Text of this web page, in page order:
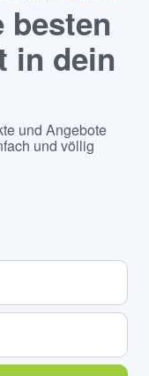
besten
in dein
und Angebote
und völlig